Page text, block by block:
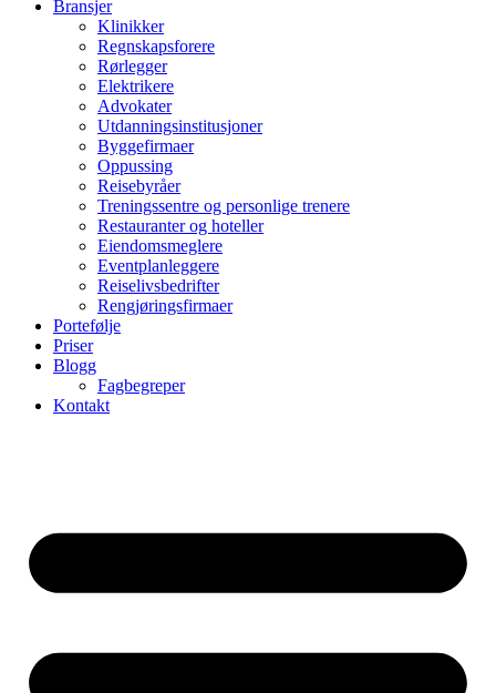
Bransjer
Klinikker
Regnskapsforere
Rørlegger
Elektrikere
Advokater
Utdanningsinstitusjoner
Byggefirmaer
Oppussing
Reisebyråer
Treningssentre og personlige trenere
Restauranter og hoteller
Eiendomsmeglere
Eventplanleggere
Reiselivsbedrifter
Rengjøringsfirmaer
Portefølje
Priser
Blogg
Fagbegreper
Kontakt